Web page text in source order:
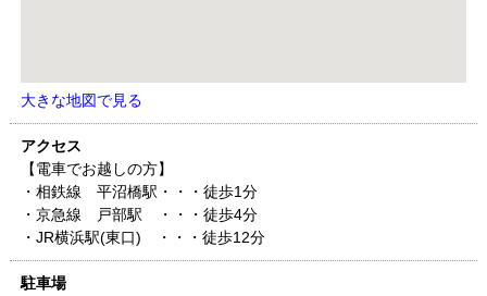
大きな地図で見る
アクセス
【電車でお越しの方】
・相鉄線 平沼橋駅・・・徒歩1分
・京急線 戸部駅 ・・・徒歩4分
・JR横浜駅(東口) ・・・徒歩12分
駐車場